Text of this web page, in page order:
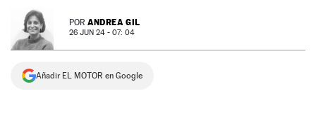
NEWSLETTER POR ANDREA GIL
26 JUN 24 - 07: 04
Añadir EL MOTOR en Google